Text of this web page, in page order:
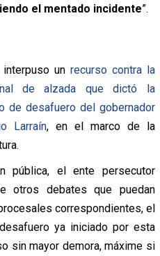
el mentado incidente”.
un recurso contra la
de alzada que dictó la
de desafuero del gobernador
Larraín, en el marco de la
pública, el ente persecutor
otros debates que puedan
correspondientes, el
ya iniciado por esta
sin mayor demora, máxime si